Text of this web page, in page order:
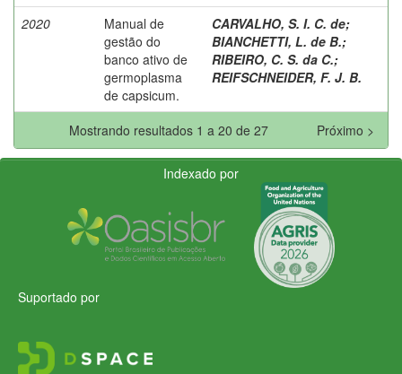
2020
Manual de
gestão do
banco ativo de
germoplasma
de capsicum.
CARVALHO, S. I. C. de;
BIANCHETTI, L. de B.;
RIBEIRO, C. S. da C.;
REIFSCHNEIDER, F. J. B.
Mostrando resultados 1 a 20 de 27 Próximo >
Indexado por
Suportado por